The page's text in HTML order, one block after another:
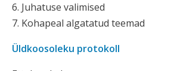
6. Juhatuse valimised
7. Kohapeal algatatud teemad
Üldkoosoleku protokoll